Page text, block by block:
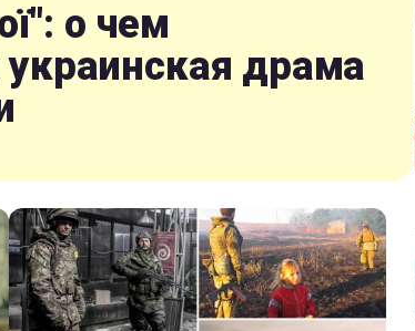
о чем
драма